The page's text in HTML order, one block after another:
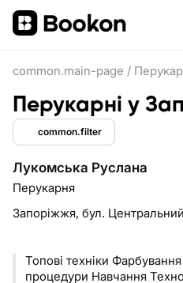
common.main-page /
Перукарні у
common.filter
Лукомська Руслана
Перукарня
Запоріжжя, бул.
Топові техніки
процедури Навчання